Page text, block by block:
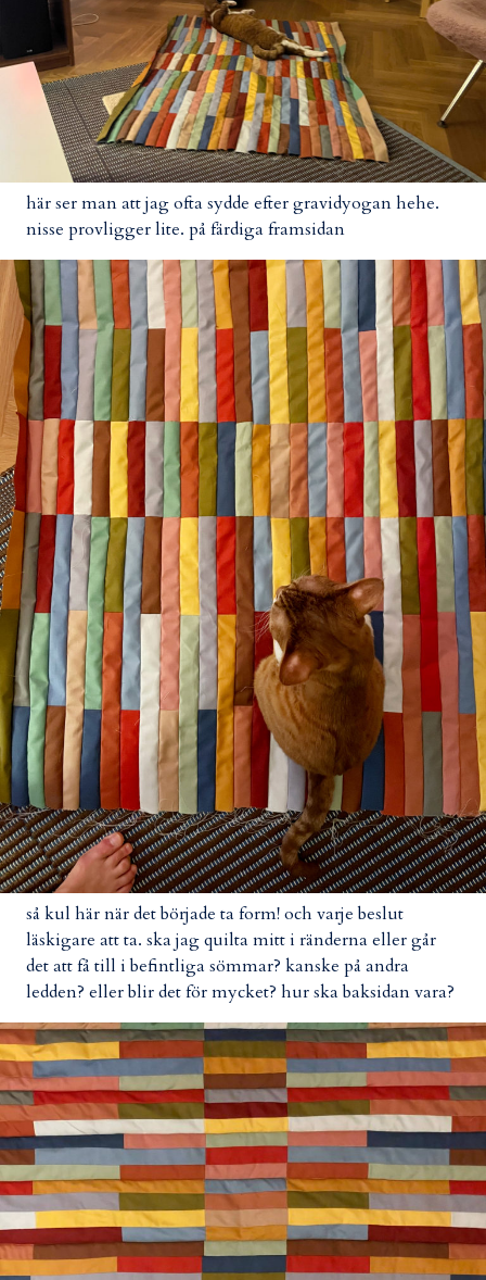
här ser man att jag ofta sydde efter gravidyogan hehe.
nisse provligger lite. på färdiga framsidan
så kul här när det började ta form! och varje beslut
läskigare att ta. ska jag quilta mitt i ränderna eller går
det att få till i befintliga sömmar? kanske på andra
ledden? eller blir det för mycket? hur ska baksidan vara?